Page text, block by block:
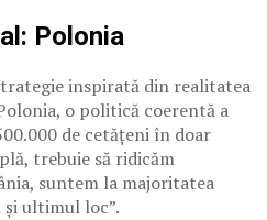
Polonia
inspirată din realitatea
o politică coerentă a
de cetățeni în doar
trebuie să ridicăm
suntem la majoritatea
ultimul loc”.